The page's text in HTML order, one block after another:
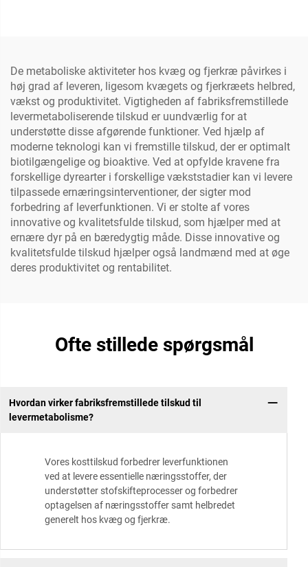
De metaboliske aktiviteter hos kvæg og fjerkræ påvirkes i
høj grad af leveren, ligesom kvægets og fjerkræets helbred,
vækst og produktivitet. Vigtigheden af fabriksfremstillede
levermetaboliserende tilskud er uundværlig for at
understøtte disse afgørende funktioner. Ved hjælp af
moderne teknologi kan vi fremstille tilskud, der er optimalt
biotilgængelige og bioaktive. Ved at opfylde kravene fra
forskellige dyrearter i forskellige vækststadier kan vi levere
tilpassede ernæringsinterventioner, der sigter mod
forbedring af leverfunktionen. Vi er stolte af vores
innovative og kvalitetsfulde tilskud, som hjælper med at
ernære dyr på en bæredygtig måde. Disse innovative og
kvalitetsfulde tilskud hjælper også landmænd med at øge
deres produktivitet og rentabilitet.
Ofte stillede spørgsmål
Hvordan virker fabriksfremstillede tilskud til
levermetabolisme?
Vores kosttilskud forbedrer leverfunktionen
ved at levere essentielle næringsstoffer, der
understøtter stofskifteprocesser og forbedrer
optagelsen af næringsstoffer samt helbredet
generelt hos kvæg og fjerkræ.